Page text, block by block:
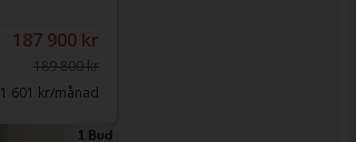
187 900 kr
189 800 kr
1 601 kr/månad
1 Bud